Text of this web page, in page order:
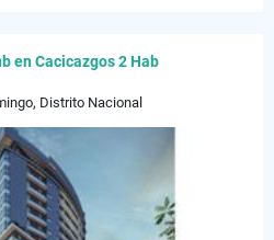
en Cacicazgos 2 Hab
Distrito Nacional